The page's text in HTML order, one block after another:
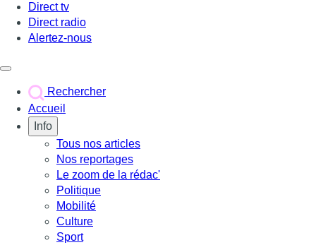
Direct tv
Direct radio
Alertez-nous
Rechercher
Accueil
Info
Tous nos articles
Nos reportages
Le zoom de la rédac'
Politique
Mobilité
Culture
Sport